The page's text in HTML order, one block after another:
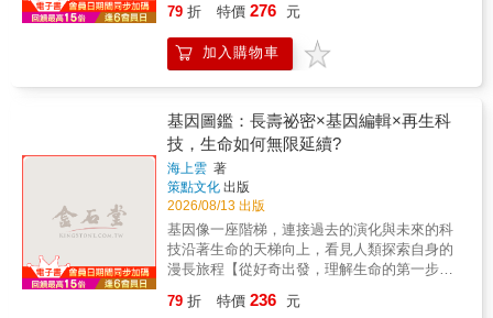
生命的觀念，成就了今日的基因工程、生物科
著作獎佳作獎 ★文化部第40次中小學生優良課
外讀物推介 &
默、簡單易懂、稍微專業化的方式介紹我們體
內日常生活中特別熟悉的細胞。 遺傳、疾病、
人體的變化都與細胞息息相關，是我們非常需
以世界上最容易理解的方式介紹構成我們身體
超過37萬億個細胞的世界。 ◎可長達1公尺的
細胞「神經元」 ◎攜帶氧氣而使血液呈紅色的
「紅血球」 ◎引起過敏的細胞叫做「肥大細
胞」（不是脂肪） 除此之外，還有更多獨特的
細胞！ 當我們愈了解細胞，就會愈愛惜自己的
身體！ 由代代木研討會的超凡魅力生物學講師
鈴川茂 監修，內容淺顯易懂，非常適合當作國
中生、高中生的學習輔助教材！ 本書特色 1.以
漫畫作為開場白，媲美《工作細胞》這本日本
79 折 特價 276 元
加入購物車
基因圖鑑：長壽祕密×基因編輯×再生科
技，生命如何無限延續?
海上雲 著
策點文化 出版
2026/08/13 出版
基因像一座階梯，連接過去的演化與未來的科
技沿著生命的天梯向上，看見人類探索自身的
漫長旅程【從好奇出發，理解生命的第一步】
為什麼鳥的喙形各異？為什麼豌豆會呈現不同
79 折 特價 236 元